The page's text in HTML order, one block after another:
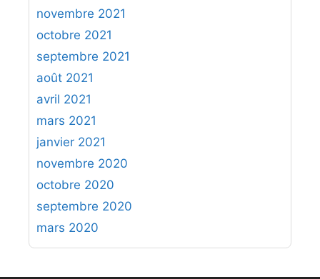
novembre 2021
octobre 2021
septembre 2021
août 2021
avril 2021
mars 2021
janvier 2021
novembre 2020
octobre 2020
septembre 2020
mars 2020